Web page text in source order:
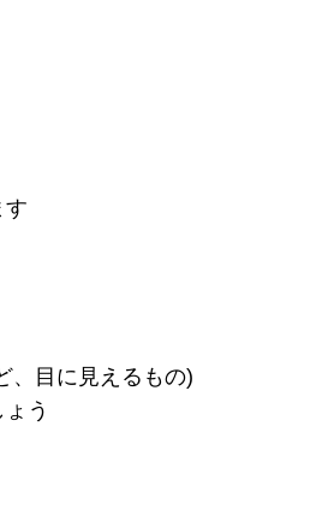
す
、目に見えるもの)
う